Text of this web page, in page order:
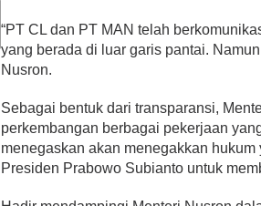
“PT CL dan PT MAN telah
yang berada di luar garis pantai.
Nusron.
Sebagai bentuk dari transparansi,
perkembangan berbagai pekerjaan
menegaskan akan menegakkan
Presiden Prabowo Subianto untuk